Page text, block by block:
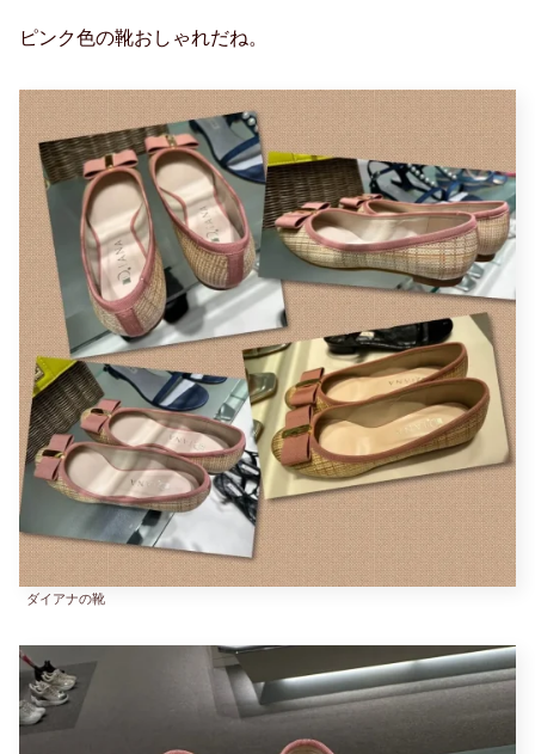
ピンク色の靴おしゃれだね。
ダイアナの靴